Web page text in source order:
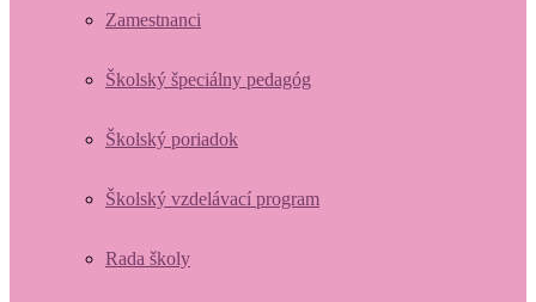
Zamestnanci
Školský špeciálny pedagóg
Školský poriadok
Školský vzdelávací program
Rada školy